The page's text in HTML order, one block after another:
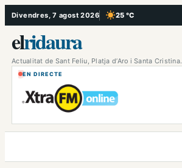
Vés
al
contingut
Divendres, 7 agost 2026 25 °C
, Cel serè
elridaura
Actualitat de Sant Feliu, Platja d’Aro i Santa Cristina.
EN DIRECTE